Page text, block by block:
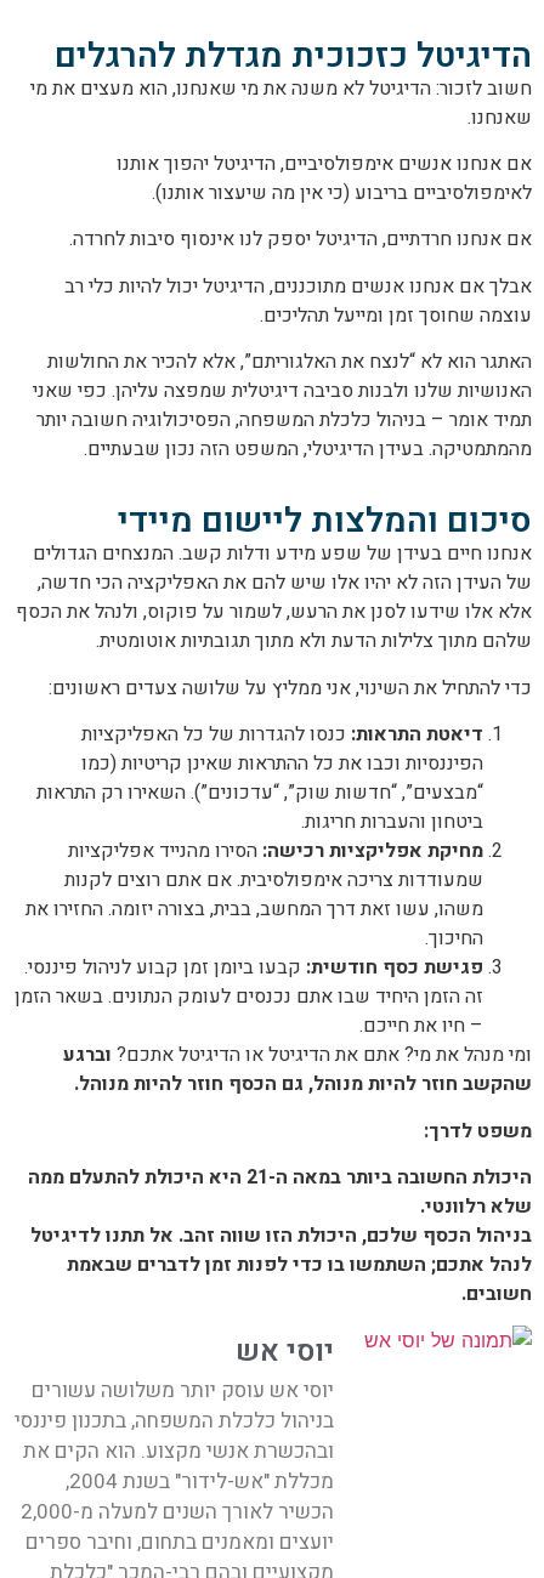
הדיגיטל כזכוכית מגדלת להרגלים
חשוב לזכור: הדיגיטל לא משנה את מי שאנחנו, הוא מעצים את מי
שאנחנו.
אם אנחנו אנשים אימפולסיביים, הדיגיטל יהפוך אותנו
לאימפולסיביים בריבוע (כי אין מה שיעצור אותנו).
אם אנחנו חרדתיים, הדיגיטל יספק לנו אינסוף סיבות לחרדה.
אבלך אם אנחנו אנשים מתוכננים, הדיגיטל יכול להיות כלי רב
עוצמה שחוסך זמן ומייעל תהליכים.
האתגר הוא לא “לנצח את האלגוריתם”, אלא להכיר את החולשות
האנושיות שלנו ולבנות סביבה דיגיטלית שמפצה עליהן. כפי שאני
תמיד אומר – בניהול כלכלת המשפחה, הפסיכולוגיה חשובה יותר
מהמתמטיקה. בעידן הדיגיטלי, המשפט הזה נכון שבעתיים.
סיכום והמלצות ליישום מיידי
אנחנו חיים בעידן של שפע מידע ודלות קשב. המנצחים הגדולים
של העידן הזה לא יהיו אלו שיש להם את האפליקציה הכי חדשה,
אלא אלו שידעו לסנן את הרעש, לשמור על פוקוס, ולנהל את הכסף
שלהם מתוך צלילות הדעת ולא מתוך תגובתיות אוטומטית.
כדי להתחיל את השינוי, אני ממליץ על שלושה צעדים ראשונים:
דיאטת התראות: כנסו להגדרות של כל האפליקציות
הפיננסיות וכבו את כל ההתראות שאינן קריטיות (כמו
“מבצעים”, “חדשות שוק”, “עדכונים”). השאירו רק התראות
ביטחון והעברות חריגות.
מחיקת אפליקציות רכישה: הסירו מהנייד אפליקציות
שמעודדות צריכה אימפולסיבית. אם אתם רוצים לקנות
משהו, עשו זאת דרך המחשב, בבית, בצורה יזומה. החזירו את
החיכוך.
פגישת כסף חודשית: קבעו ביומן זמן קבוע לניהול פיננסי.
זה הזמן היחיד שבו אתם נכנסים לעומק הנתונים. בשאר הזמן
– חיו את חייכם.
ומי מנהל את מי? אתם את הדיגיטל או הדיגיטל אתכם? וברגע
שהקשב חוזר להיות מנוהל, גם הכסף חוזר להיות מנוהל.
משפט לדרך:
היכולת החשובה ביותר במאה ה-21 היא היכולת להתעלם ממה
שלא רלוונטי.
בניהול הכסף שלכם, היכולת הזו שווה זהב. אל תתנו לדיגיטל
לנהל אתכם; השתמשו בו כדי לפנות זמן לדברים שבאמת
חשובים.
יוסי אש
יוסי אש עוסק יותר משלושה עשורים
בניהול כלכלת המשפחה, בתכנון פיננסי
ובהכשרת אנשי מקצוע. הוא הקים את
מכללת "אש-לידור" בשנת 2004,
הכשיר לאורך השנים למעלה מ-2,000
יועצים ומאמנים בתחום, וחיבר ספרים